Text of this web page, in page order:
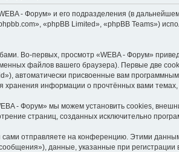
- Форум» и его подразделения (в
«phpBB Limited», «phpBB Teams»)
Во-первых, просмотр «WEBA - Форум»
файлов вашего браузера). Первые две
автоматически присвоенные вам
хранения информации о прочтённых вами
- Форум» мы можем установить cookies,
страниц, созданных исключительно
отправляете на конференцию. Этими
данные, указанные при